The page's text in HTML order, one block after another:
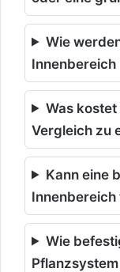
Wie
Was
Vergleich zu
Kann eine
Wie